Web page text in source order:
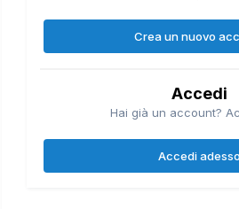
Crea un nuovo
Accedi
Hai già un account?
Accedi adesso